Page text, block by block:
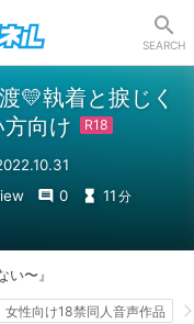
SEARCH
💛執着と捩じく
向け
0 11 分
〜』
女性向け18禁同人音声作品